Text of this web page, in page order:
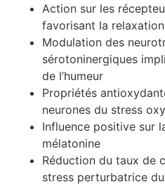
Action sur les
favorisant la
Modulation des
sérotoninergiques
de l’humeur
Propriétés
neurones du stress
Influence positive sur
mélatonine
Réduction du taux de
stress perturbatrice